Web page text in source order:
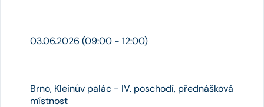
03.06.2026 (09:00 - 12:00)
Brno, Kleinův palác - IV. poschodí, přednášková
místnost